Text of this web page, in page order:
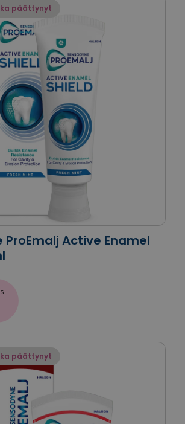
päättynyt
ProEmalj Active Enamel
päättynyt